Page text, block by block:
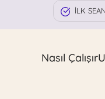
İLK
Nasıl Çalışır